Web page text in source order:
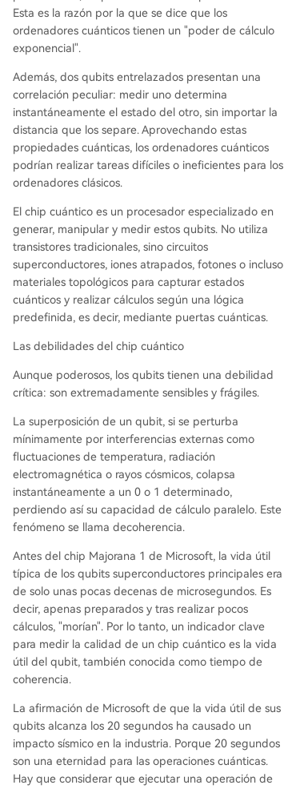
Esta es la razón por la que se dice que los
ordenadores cuánticos tienen un "poder de cálculo
exponencial".
Además, dos qubits entrelazados presentan una
correlación peculiar: medir uno determina
instantáneamente el estado del otro, sin importar la
distancia que los separe. Aprovechando estas
propiedades cuánticas, los ordenadores cuánticos
podrían realizar tareas difíciles o ineficientes para los
ordenadores clásicos.
El chip cuántico es un procesador especializado en
generar, manipular y medir estos qubits. No utiliza
transistores tradicionales, sino circuitos
superconductores, iones atrapados, fotones o incluso
materiales topológicos para capturar estados
cuánticos y realizar cálculos según una lógica
predefinida, es decir, mediante puertas cuánticas.
Las debilidades del chip cuántico
Aunque poderosos, los qubits tienen una debilidad
crítica: son extremadamente sensibles y frágiles.
La superposición de un qubit, si se perturba
mínimamente por interferencias externas como
fluctuaciones de temperatura, radiación
electromagnética o rayos cósmicos, colapsa
instantáneamente a un 0 o 1 determinado,
perdiendo así su capacidad de cálculo paralelo. Este
fenómeno se llama decoherencia.
Antes del chip Majorana 1 de Microsoft, la vida útil
típica de los qubits superconductores principales era
de solo unas pocas decenas de microsegundos. Es
decir, apenas preparados y tras realizar pocos
cálculos, "morían". Por lo tanto, un indicador clave
para medir la calidad de un chip cuántico es la vida
útil del qubit, también conocida como tiempo de
coherencia.
La afirmación de Microsoft de que la vida útil de sus
qubits alcanza los 20 segundos ha causado un
impacto sísmico en la industria. Porque 20 segundos
son una eternidad para las operaciones cuánticas.
Hay que considerar que ejecutar una operación de